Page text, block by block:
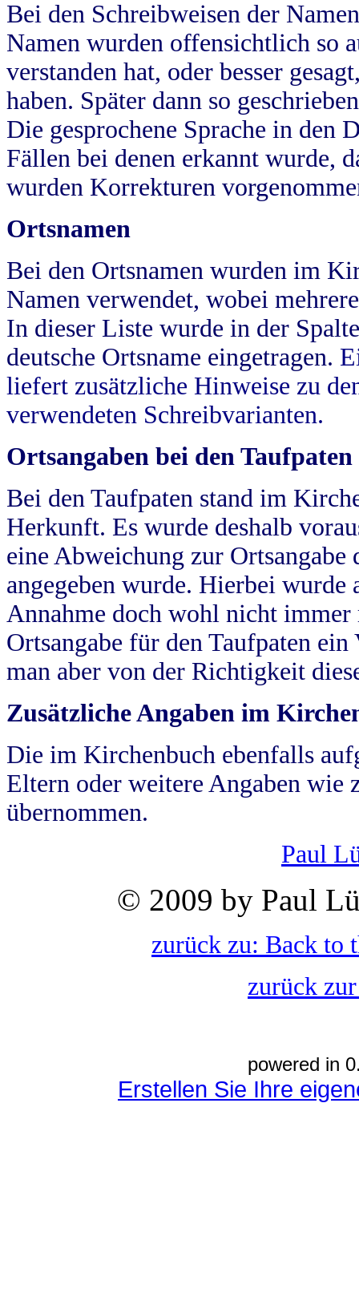
Bei den Schreibweisen der
Namen wurden offensichtlich so
verstanden hat, oder besser
haben. Später dann so
Die gesprochene Sprache in
Fällen bei denen erkannt wurde,
wurden Korrekturen
Ortsnamen
Bei den Ortsnamen wurden im
Namen verwendet, wobei
In dieser Liste wurde in der
deutsche Ortsname eingetragen.
liefert zusätzliche Hinweise zu
verwendeten Schreibvarianten.
Ortsangaben bei den Taufpaten
Bei den Taufpaten stand im
Herkunft. Es wurde deshalb
eine Abweichung zur
angegeben wurde. Hierbei wurde
Annahme doch wohl nicht
Ortsangabe für den Taufpaten
man aber von der Richtigkeit
Zusätzliche Angaben im
Die im Kirchenbuch ebenfalls
Eltern oder weitere Angaben wie
übernommen.
Paul
© 2009 by Paul
zurück zu: Back to
zurück
powered in
Erstellen Sie Ihre